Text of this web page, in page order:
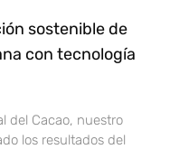
sostenible de
con tecnología
del Cacao, nuestro
los resultados del